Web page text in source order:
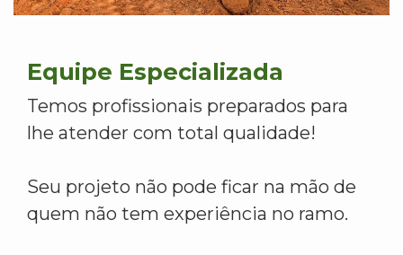
Equipe Especializada
Temos profissionais preparados para
lhe atender com total qualidade!
Seu projeto não pode ficar na mão de
quem não tem experiência no ramo.